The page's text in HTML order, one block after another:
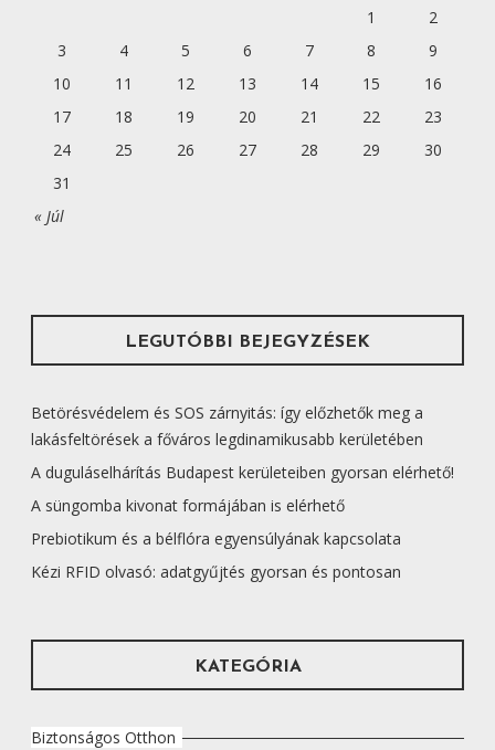
« Júl
1
2
3
4 5 6 7 8
9
10
11 12 13 14 15
16
17
18 19 20 21 22
23
24
25 26 27 28 29
30
31
LEGUTÓBBI BEJEGYZÉSEK
Betörésvédelem és SOS zárnyitás: így előzhetők meg a
lakásfeltörések a főváros legdinamikusabb kerületében
A duguláselhárítás Budapest kerületeiben gyorsan elérhető!
A süngomba kivonat formájában is elérhető
Prebiotikum és a bélflóra egyensúlyának kapcsolata
Kézi RFID olvasó: adatgyűjtés gyorsan és pontosan
KATEGÓRIA
Biztonságos Otthon